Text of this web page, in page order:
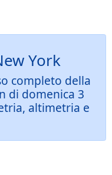
York
completo della
di domenica 3
altimetria e